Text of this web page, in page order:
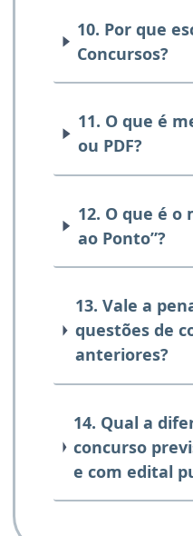
10. Por que
Concursos?
11. O que é
ou PDF?
12. O que é o
ao Ponto”?
13. Vale a
questões de
anteriores?
14. Qual a
concurso
e com edital